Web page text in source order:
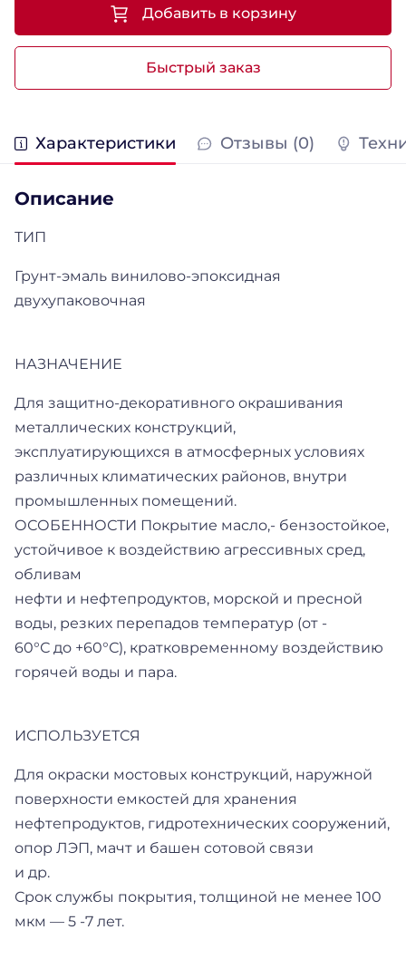
Быстрый заказ
Добавить в корзину
Характеристики Отзывы (0)
Описание
ТИП
Грунт-эмаль винилово-эпоксидная
двухупаковочная
НАЗНАЧЕНИЕ
Для защитно-декоративного окрашивания
металлических конструкций,
эксплуатирующихся в атмосферных условиях
различных климатических районов, внутри
промышленных помещений.
ОСОБЕННОСТИ Покрытие масло,- бензостойкое,
устойчивое к воздействию агрессивных сред,
обливам
нефти и нефтепродуктов, морской и пресной
воды, резких перепадов температур (от -
60°С до +60°С), кратковременному воздействию
горячей воды и пара.
ИСПОЛЬЗУЕТСЯ
Для окраски мостовых конструкций, наружной
поверхности емкостей для хранения
нефтепродуктов, гидротехнических сооружений,
опор ЛЭП, мачт и башен сотовой связи
и др.
Срок службы покрытия, толщиной не менее 100
мкм — 5 -7 лет.